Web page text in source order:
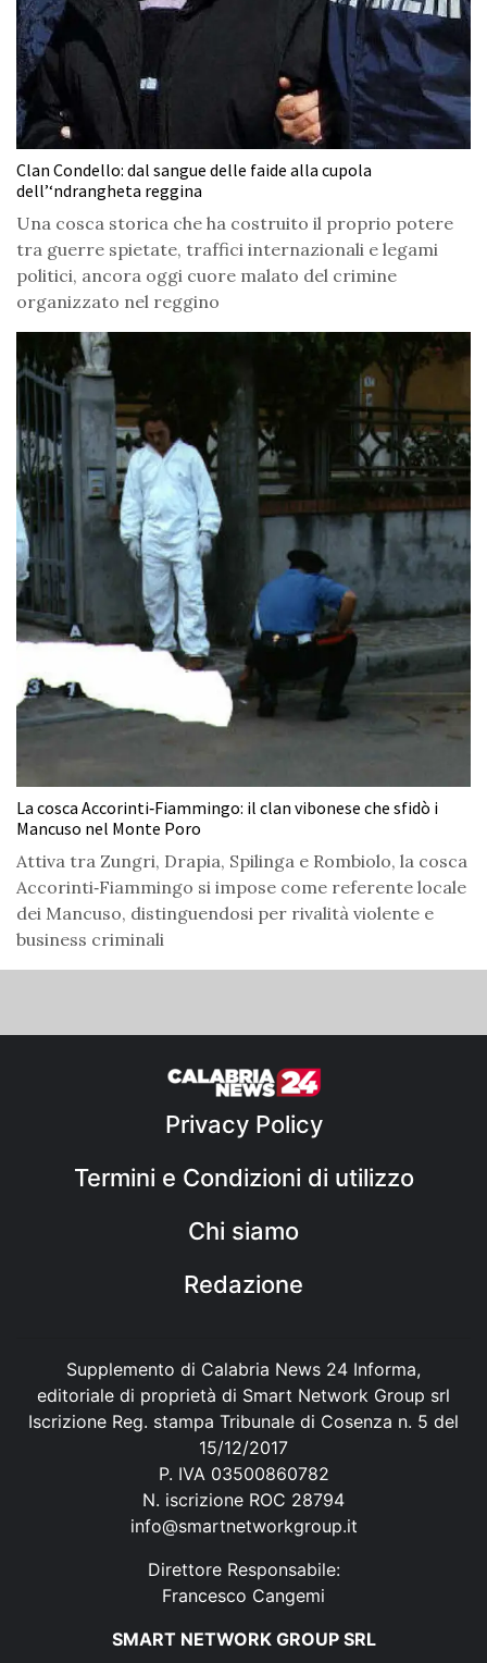
Clan Condello: dal sangue delle faide alla cupola
dell’‘ndrangheta reggina
Una cosca storica che ha costruito il proprio potere
tra guerre spietate, traffici internazionali e legami
politici, ancora oggi cuore malato del crimine
organizzato nel reggino
La cosca Accorinti‑Fiammingo: il clan vibonese che sfidò i
Mancuso nel Monte Poro
Attiva tra Zungri, Drapia, Spilinga e Rombiolo, la cosca
Accorinti‑Fiammingo si impose come referente locale
dei Mancuso, distinguendosi per rivalità violente e
business criminali
Privacy Policy
Termini e Condizioni di utilizzo
Chi siamo
Redazione
Supplemento di Calabria News 24 Informa,
editoriale di proprietà di Smart Network Group srl
Iscrizione Reg. stampa Tribunale di Cosenza n. 5 del
15/12/2017
P. IVA 03500860782
N. iscrizione ROC 28794
info@smartnetworkgroup.it
Direttore Responsabile:
Francesco Cangemi
SMART NETWORK GROUP SRL